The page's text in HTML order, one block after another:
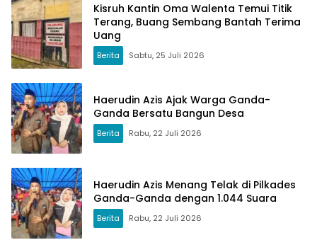
Kisruh Kantin Oma Walenta Temui Titik
Terang, Buang Sembang Bantah Terima
Uang
Berita Sabtu, 25 Juli 2026
Haerudin Azis Ajak Warga Ganda-
Ganda Bersatu Bangun Desa
Berita Rabu, 22 Juli 2026
Haerudin Azis Menang Telak di Pilkades
Ganda-Ganda dengan 1.044 Suara
Berita Rabu, 22 Juli 2026